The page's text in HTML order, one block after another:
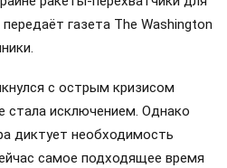
газета The Washington
с острым кризисом
стала исключением. Однако
диктует необходимость
самое подходящее время